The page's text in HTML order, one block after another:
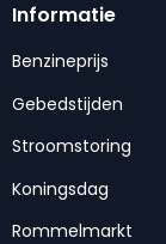
Informatie
Benzineprijs
Gebedstijden
Stroomstoring
Koningsdag
Rommelmarkt